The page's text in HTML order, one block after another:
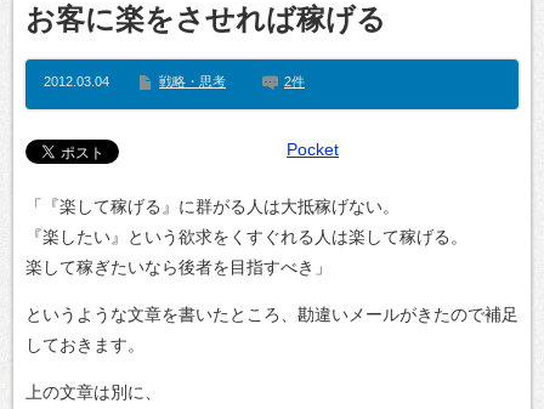
お客に楽をさせれば稼げる
2012.03.04 戦略・思考 2件
Pocket
「『楽して稼げる』に群がる人は大抵稼げない。
『楽したい』という欲求をくすぐれる人は楽して稼げる。
楽して稼ぎたいなら後者を目指すべき」
というような文章を書いたところ、勘違いメールがきたので補足
しておきます。
上の文章は別に、